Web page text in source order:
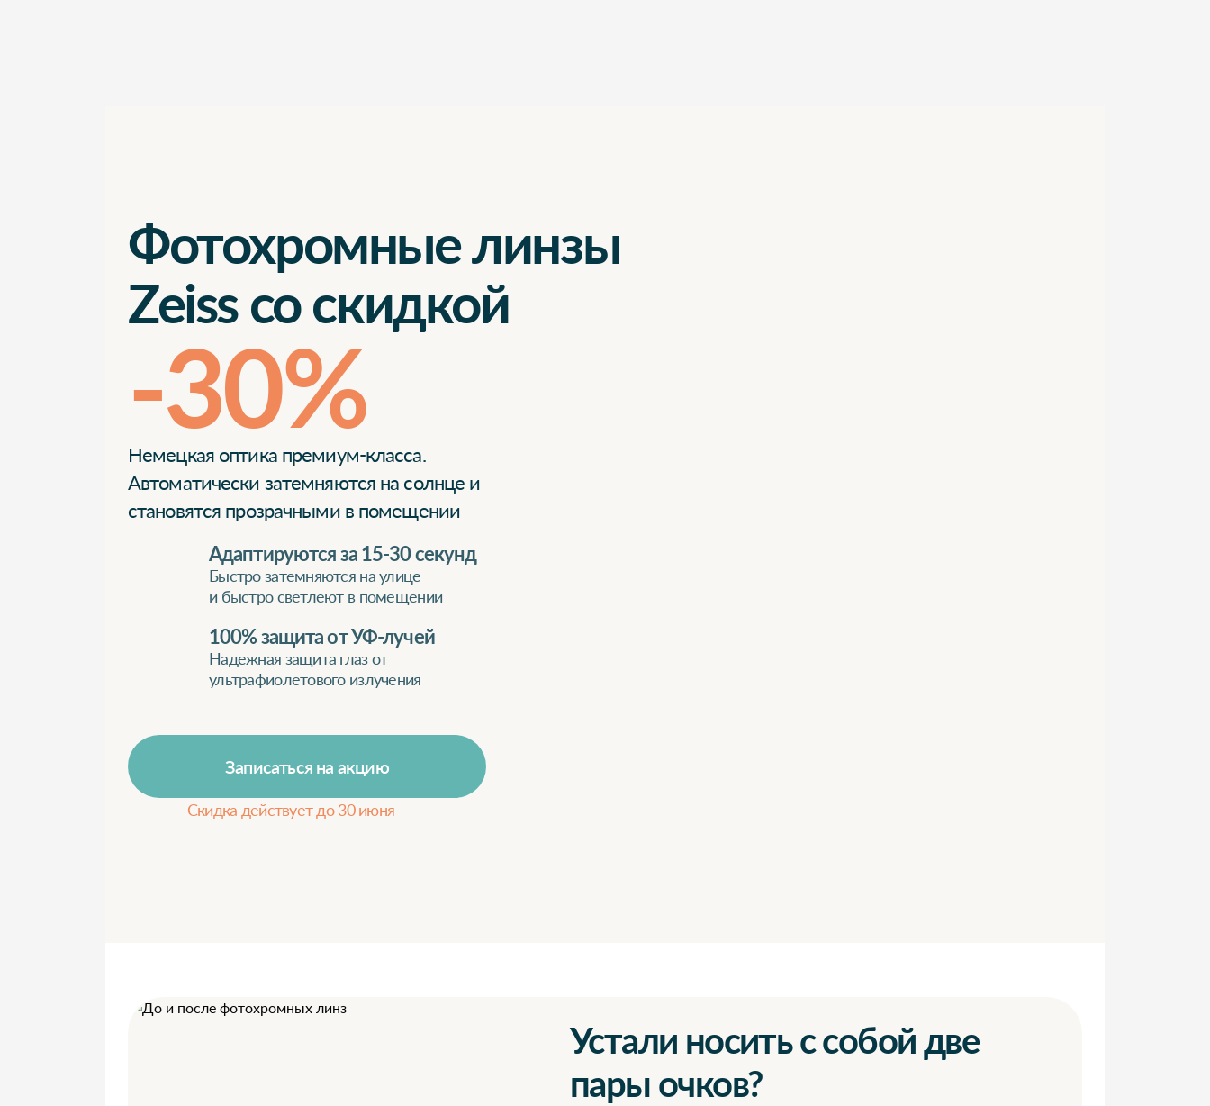
Фотохромные линзы
Zeiss со скидкой
-30%
Немецкая оптика премиум-класса.
Автоматически затемняются на солнце и
становятся прозрачными в помещении
Адаптируются за 15-30 секунд
Быстро затемняются на улице
и быстро светлеют в помещении
100% защита от УФ-лучей
Надежная защита глаз от
ультрафиолетового излучения
Записаться на акцию
Скидка действует до 30 июня
Устали носить с собой две
пары очков?